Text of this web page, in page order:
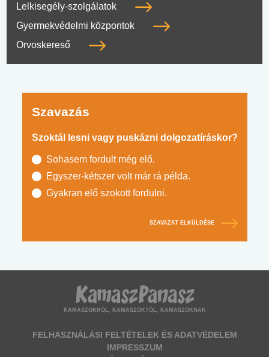
Lelkisegély-szolgálatok
Gyermekvédelmi központok
Orvoskereső
Szavazás
Szoktál lesni vagy puskázni dolgozatíráskor?
Sohasem fordult még elő.
Egyszer-kétszer volt már rá példa.
Gyakran elő szokott fordulni.
SZAVAZAT ELKÜLDÉSE
KAMASZOKRÓL, KAMASZOKTÓL, KAMASZOKNAK
FELHASZNÁLÁSI FELTÉTELEK ÉS ADATVÉDELEM
IMPRESSZUM